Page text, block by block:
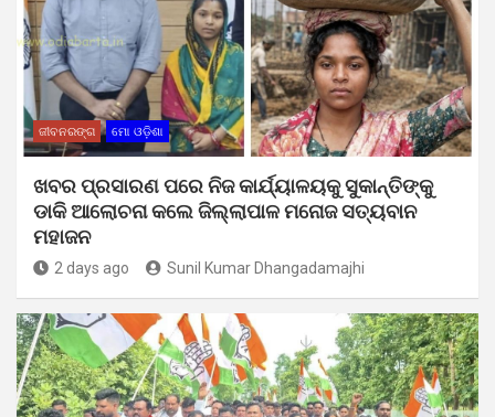
ଜୀବନରଙ୍ଗ ମୋ ଓଡ଼ିଶା
ଖବର ପ୍ରସାରଣ ପରେ ନିଜ କାର୍ଯ୍ୟାଳୟକୁ ସୁକାନ୍ତିଙ୍କୁ
ଡାକି ଆଲୋଚନା କଲେ ଜିଲ୍ଲାପାଳ ମନୋଜ ସତ୍ୟବାନ
ମହାଜନ
2 days ago Sunil Kumar Dhangadamajhi